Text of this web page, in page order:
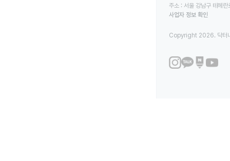
주소 : 서울 강남구 테헤
사업자 정보 확인
Copyright 2026. 닥터